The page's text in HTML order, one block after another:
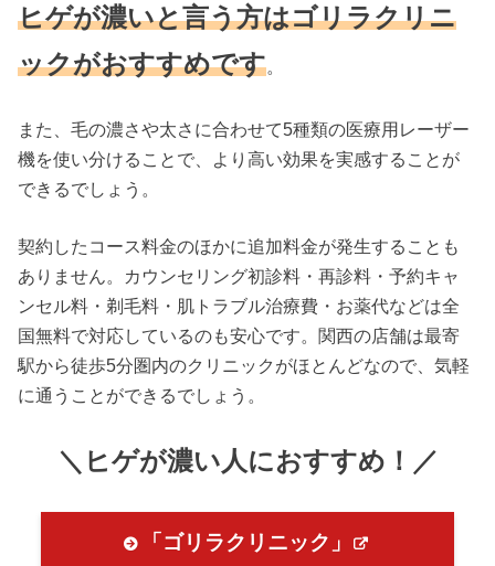
ヒゲが濃いと言う方はゴリラクリニ
ックがおすすめです。
また、毛の濃さや太さに合わせて5種類の医療用レーザー
機を使い分けることで、より高い効果を実感することが
できるでしょう。
契約したコース料金のほかに追加料金が発生することも
ありません。カウンセリング初診料・再診料・予約キャ
ンセル料・剃毛料・肌トラブル治療費・お薬代などは全
国無料で対応しているのも安心です。関西の店舗は最寄
駅から徒歩5分圏内のクリニックがほとんどなので、気軽
に通うことができるでしょう。
＼ヒゲが濃い人におすすめ！／
「ゴリラクリニック」